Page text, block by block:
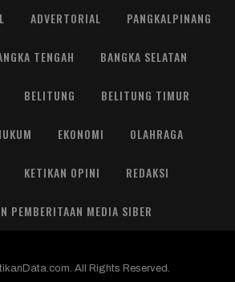
ADVERTORIAL PANGKALPINANG
TENGAH BANGKA SELATAN
BELITUNG BELITUNG TIMUR
EKONOMI OLAHRAGA
KETIKAN OPINI REDAKSI
PEMBERITAAN MEDIA SIBER
All Rights Reserved.